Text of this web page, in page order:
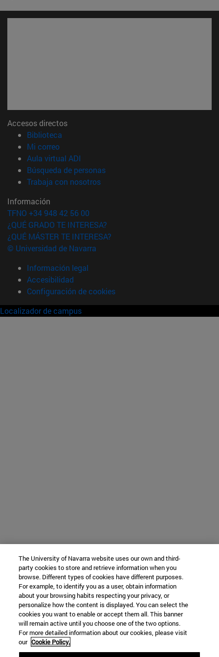
Accesos directos
Biblioteca
Mi correo(abre en nueva ventana)
Aula virtual ADI
Búsqueda de personas(abre en nueva ventana)
Trabaja con nosotros(abre en nueva ventana)
Información
TFNO +34 948 42 56 00
¿QUÉ GRADO TE INTERESA?
¿QUÉ MÁSTER TE INTERESA?
© Universidad de Navarra
Información legal
Accesibilidad
Configuración de cookies
Localizador de campus
The University of Navarra website uses our own and third-
party cookies to store and retrieve information when you
browse. Different types of cookies have different purposes.
For example, to identify you as a user, obtain information
about your browsing habits respecting your privacy, or
personalize how the content is displayed. You can select the
cookies you want to enable or accept them all. This banner
will remain active until you choose one of the two options.
For more detailed information about our cookies, please visit
our Cookie Policy.